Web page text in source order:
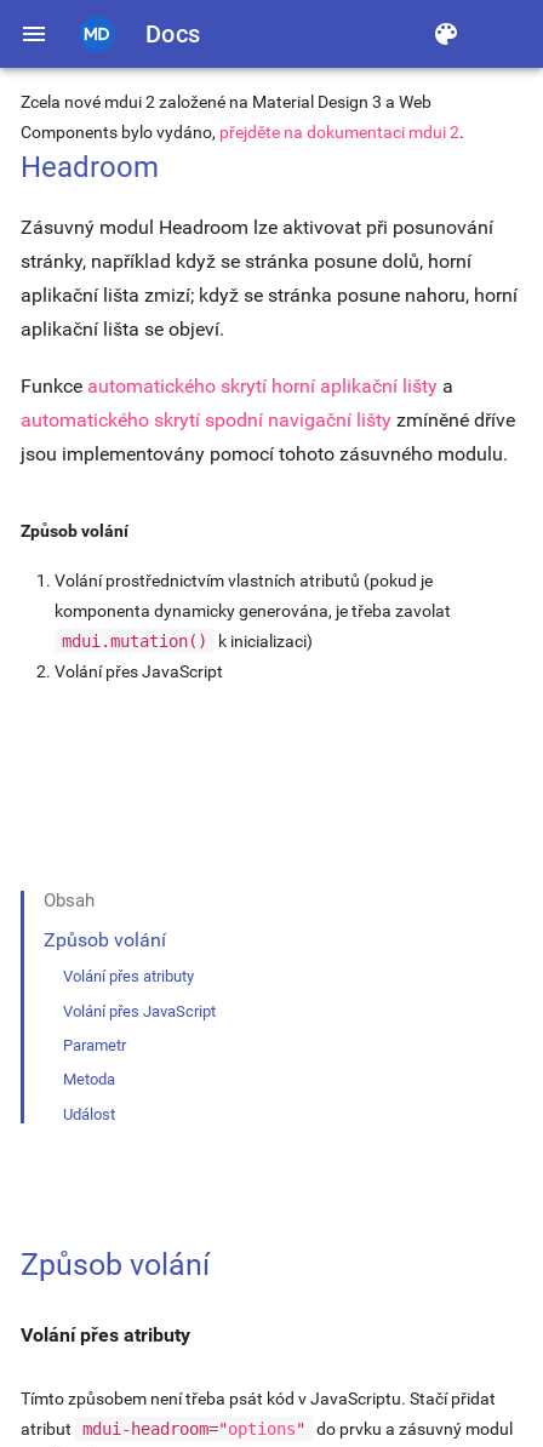
menu Docs color_lens
Zcela nové mdui 2 založené na Material Design 3 a Web
Components bylo vydáno, přejděte na dokumentaci mdui 2.
Headroom
Zásuvný modul Headroom lze aktivovat při posunování
stránky, například když se stránka posune dolů, horní
aplikační lišta zmizí; když se stránka posune nahoru, horní
aplikační lišta se objeví.
Funkce automatického skrytí horní aplikační lištya
automatického skrytí spodní navigační lištyzmíněné dříve
jsou implementovány pomocí tohoto zásuvného modulu.
Způsob volání
Volání prostřednictvím vlastních atributů (pokud je
komponenta dynamicky generována, je třeba zavolat
mdui.mutation()
k inicializaci)
Volání přes JavaScript
Obsah
Způsob volání
Volání přes atributy
Volání přes JavaScript
Parametr
Metoda
Událost
Způsob volání
Volání přes atributy
Tímto způsobem není třeba psát kód v JavaScriptu. Stačí přidat
atribut
mdui-headroom="options"
do prvku a zásuvný modul